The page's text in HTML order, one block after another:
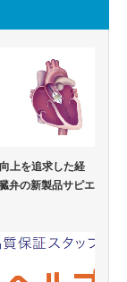
上を追求した経
弁の新製品サピエ